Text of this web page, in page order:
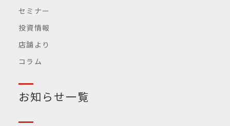
セミナー
投資情報
店舗より
コラム
お知らせ一覧